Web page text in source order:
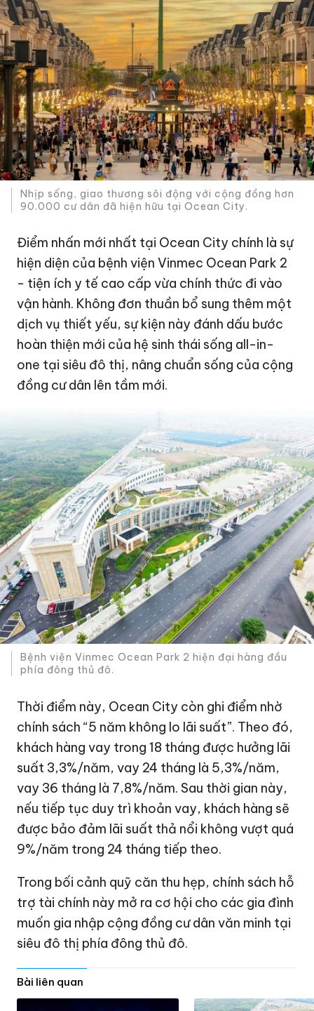
Nhịp sống, giao thương sôi động với cộng đồng hơn
90.000 cư dân đã hiện hữu tại Ocean City.
Điểm nhấn mới nhất tại Ocean City chính là sự
hiện diện của bệnh viện Vinmec Ocean Park 2
- tiện ích y tế cao cấp vừa chính thức đi vào
vận hành. Không đơn thuần bổ sung thêm một
dịch vụ thiết yếu, sự kiện này đánh dấu bước
hoàn thiện mới của hệ sinh thái sống all-in-
one tại siêu đô thị, nâng chuẩn sống của cộng
đồng cư dân lên tầm mới.
Bệnh viện Vinmec Ocean Park 2 hiện đại hàng đầu
phía đông thủ đô.
Thời điểm này, Ocean City còn ghi điểm nhờ
chính sách “5 năm không lo lãi suất”. Theo đó,
khách hàng vay trong 18 tháng được hưởng lãi
suất 3,3%/năm, vay 24 tháng là 5,3%/năm,
vay 36 tháng là 7,8%/năm. Sau thời gian này,
nếu tiếp tục duy trì khoản vay, khách hàng sẽ
được bảo đảm lãi suất thả nổi không vượt quá
9%/năm trong 24 tháng tiếp theo.
Trong bối cảnh quỹ căn thu hẹp, chính sách hỗ
trợ tài chính này mở ra cơ hội cho các gia đình
muốn gia nhập cộng đồng cư dân văn minh tại
siêu đô thị phía đông thủ đô.
Bài liên quan